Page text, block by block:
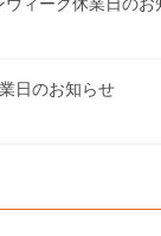
日のお知らせ